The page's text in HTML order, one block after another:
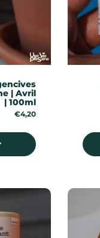
| Avril
| 100ml
Prix:
€4,20